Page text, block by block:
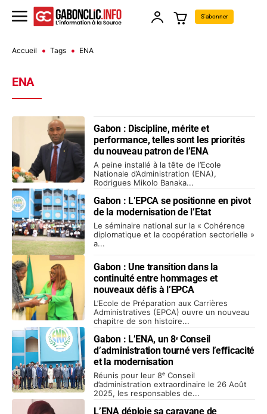
S'abonner
Accueil Tags ENA
ENA
Gabon : Discipline, mérite et
performance, telles sont les priorités
du nouveau patron de l’ENA
A peine installé à la tête de l’Ecole
Nationale d’Administration (ENA),
Rodrigues Mikolo Banaka...
Gabon : L’EPCA se positionne en pivot
de la modernisation de l’Etat
Le séminaire national sur la « Cohérence
diplomatique et la coopération sectorielle »
a...
Gabon : Une transition dans la
continuité entre hommages et
nouveaux défis à l’EPCA
L’Ecole de Préparation aux Carrières
Administratives (EPCA) ouvre un nouveau
chapitre de son histoire...
Gabon : L’ENA, un 8ᵉ Conseil
d’administration tourné vers l’efficacité
et la modernisation
Réunis pour leur 8ᵉ Conseil
d’administration extraordinaire le 26 Août
2025, les responsables de...
L’ENA déploie sa caravane de